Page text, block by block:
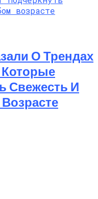
О Трендах
Которые
Свежесть И